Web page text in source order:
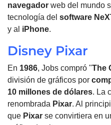
navegador web del mundo
tecnología del software
y al iPhone.
Disney Pixar
En 1986, Jobs compró "The
división de gráficos por
10 millones de dólares. La
renombrada Pixar. Al
que Pixar se convirtiera en